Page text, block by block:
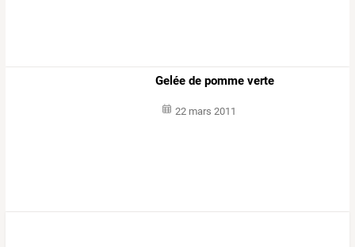
Gelée de pomme verte
22 mars 2011